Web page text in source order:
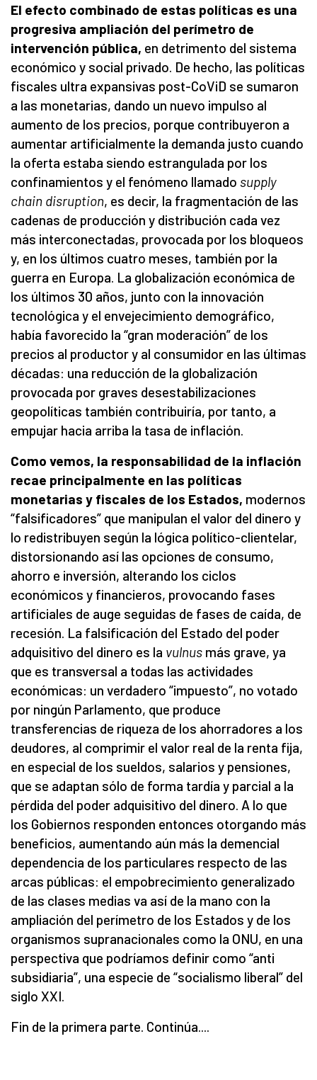
El efecto combinado de estas políticas es una
progresiva ampliación del perímetro de
intervención pública, en detrimento del sistema
económico y social privado. De hecho, las políticas
fiscales ultra expansivas post-CoViD se sumaron
a las monetarias, dando un nuevo impulso al
aumento de los precios, porque contribuyeron a
aumentar artificialmente la demanda justo cuando
la oferta estaba siendo estrangulada por los
confinamientos y el fenómeno llamado supply
chain disruption, es decir, la fragmentación de las
cadenas de producción y distribución cada vez
más interconectadas, provocada por los bloqueos
y, en los últimos cuatro meses, también por la
guerra en Europa. La globalización económica de
los últimos 30 años, junto con la innovación
tecnológica y el envejecimiento demográfico,
había favorecido la “gran moderación” de los
precios al productor y al consumidor en las últimas
décadas: una reducción de la globalización
provocada por graves desestabilizaciones
geopolíticas también contribuiría, por tanto, a
empujar hacia arriba la tasa de inflación.
Como vemos, la responsabilidad de la inflación
recae principalmente en las políticas
monetarias y fiscales de los Estados, modernos
“falsificadores” que manipulan el valor del dinero y
lo redistribuyen según la lógica político-clientelar,
distorsionando así las opciones de consumo,
ahorro e inversión, alterando los ciclos
económicos y financieros, provocando fases
artificiales de auge seguidas de fases de caída, de
recesión. La falsificación del Estado del poder
adquisitivo del dinero es la vulnus más grave, ya
que es transversal a todas las actividades
económicas: un verdadero “impuesto”, no votado
por ningún Parlamento, que produce
transferencias de riqueza de los ahorradores a los
deudores, al comprimir el valor real de la renta fija,
en especial de los sueldos, salarios y pensiones,
que se adaptan sólo de forma tardía y parcial a la
pérdida del poder adquisitivo del dinero. A lo que
los Gobiernos responden entonces otorgando más
beneficios, aumentando aún más la demencial
dependencia de los particulares respecto de las
arcas públicas: el empobrecimiento generalizado
de las clases medias va así de la mano con la
ampliación del perímetro de los Estados y de los
organismos supranacionales como la ONU, en una
perspectiva que podríamos definir como “anti
subsidiaria”, una especie de “socialismo liberal” del
siglo XXI.
Fin de la primera parte. Continúa....